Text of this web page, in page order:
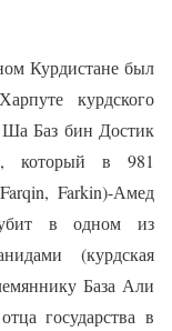
Курдистане был
курдского
Баз бин Достик
который в 981
Farkin)-Амед
в одном из
(курдская
База Али
государства в